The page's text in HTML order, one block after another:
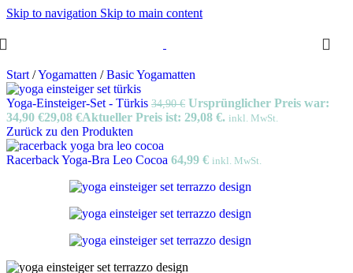
Skip to navigation Skip to main content
Start /Yogamatten / Basic Yogamatten
Yoga-Einsteiger-Set - Türkis 34,90€ Ursprünglicher Preis war:
34,90 €29,08 €Aktueller Preis ist: 29,08 €. inkl. MwSt.
Zurück zu den Produkten
Racerback Yoga-Bra Leo Cocoa 64,99 € inkl. MwSt.